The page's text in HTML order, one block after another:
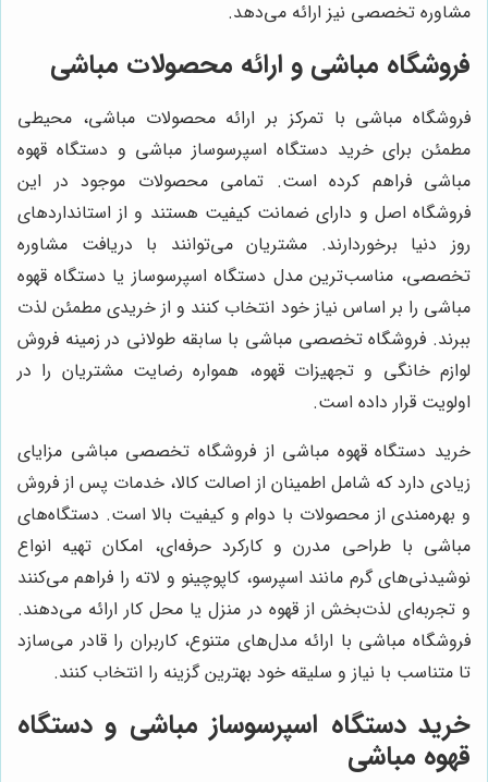
مشاوره تخصصی نیز ارائه می‌دهد.
فروشگاه مباشی و ارائه محصولات مباشی
فروشگاه مباشی با تمرکز بر ارائه محصولات مباشی، محیطی
مطمئن برای خرید دستگاه اسپرسوساز مباشی و دستگاه قهوه
مباشی فراهم کرده است. تمامی محصولات موجود در این
فروشگاه اصل و دارای ضمانت کیفیت هستند و از استانداردهای
روز دنیا برخوردارند. مشتریان می‌توانند با دریافت مشاوره
تخصصی، مناسب‌ترین مدل دستگاه اسپرسوساز یا دستگاه قهوه
مباشی را بر اساس نیاز خود انتخاب کنند و از خریدی مطمئن لذت
ببرند. فروشگاه تخصصی مباشی با سابقه طولانی در زمینه فروش
لوازم خانگی و تجهیزات قهوه، همواره رضایت مشتریان را در
اولویت قرار داده است.
خرید دستگاه قهوه مباشی از فروشگاه تخصصی مباشی مزایای
زیادی دارد که شامل اطمینان از اصالت کالا، خدمات پس از فروش
و بهره‌مندی از محصولات با دوام و کیفیت بالا است. دستگاه‌های
مباشی با طراحی مدرن و کارکرد حرفه‌ای، امکان تهیه انواع
نوشیدنی‌های گرم مانند اسپرسو، کاپوچینو و لاته را فراهم می‌کنند
و تجربه‌ای لذت‌بخش از قهوه در منزل یا محل کار ارائه می‌دهند.
فروشگاه مباشی با ارائه مدل‌های متنوع، کاربران را قادر می‌سازد
تا متناسب با نیاز و سلیقه خود بهترین گزینه را انتخاب کنند.
خرید دستگاه اسپرسوساز مباشی و دستگاه
قهوه مباشی